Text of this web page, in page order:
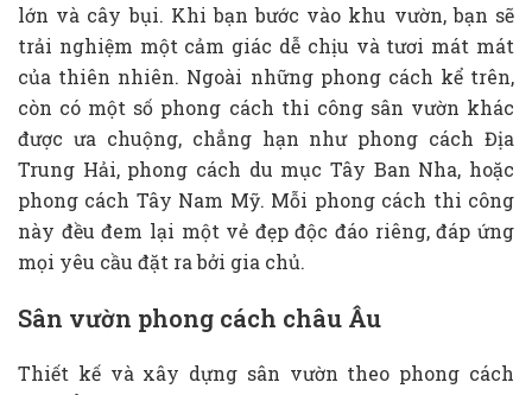
lớn và cây bụi. Khi bạn bước vào khu vườn, bạn sẽ
trải nghiệm một cảm giác dễ chịu và tươi mát mát
của thiên nhiên. Ngoài những phong cách kể trên,
còn có một số phong cách thi công sân vườn khác
được ưa chuộng, chẳng hạn như phong cách Địa
Trung Hải, phong cách du mục Tây Ban Nha, hoặc
phong cách Tây Nam Mỹ. Mỗi phong cách thi công
này đều đem lại một vẻ đẹp độc đáo riêng, đáp ứng
mọi yêu cầu đặt ra bởi gia chủ.
Sân vườn phong cách châu Âu
Thiết kế và xây dựng sân vườn theo phong cách